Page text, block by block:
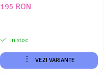
195 RON
In stoc
VEZI VARIANTE